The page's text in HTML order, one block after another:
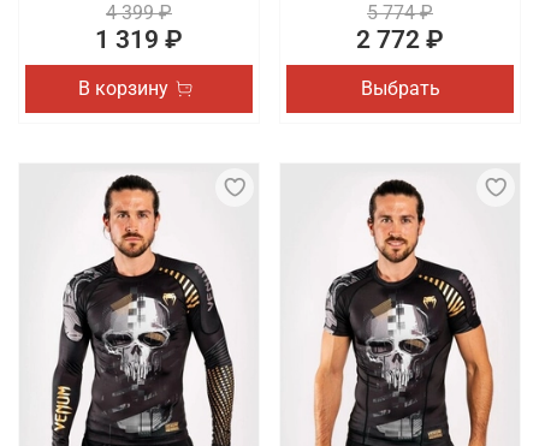
4 399 ₽
1 319 ₽
В корзину
5 774 ₽
2 772 ₽
Выбрать